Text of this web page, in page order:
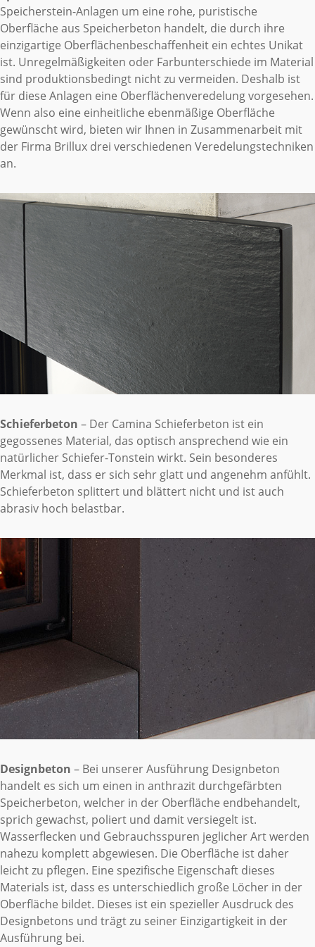
Speicherstein-Anlagen um eine rohe, puristische
Oberfläche aus Speicherbeton handelt, die durch ihre
einzigartige Oberflächenbeschaffenheit ein echtes Unikat
ist. Unregelmäßigkeiten oder Farbunterschiede im Material
sind produktionsbedingt nicht zu vermeiden. Deshalb ist
für diese Anlagen eine Oberflächenveredelung vorgesehen.
Wenn also eine einheitliche ebenmäßige Oberfläche
gewünscht wird, bieten wir Ihnen in Zusammenarbeit mit
der Firma Brillux drei verschiedenen Veredelungstechniken
an.
Schieferbeton – Der Camina Schieferbeton ist ein
gegossenes Material, das optisch ansprechend wie ein
natürlicher Schiefer-Tonstein wirkt. Sein besonderes
Merkmal ist, dass er sich sehr glatt und angenehm anfühlt.
Schieferbeton splittert und blättert nicht und ist auch
abrasiv hoch belastbar.
Designbeton – Bei unserer Ausführung Designbeton
handelt es sich um einen in anthrazit durchgefärbten
Speicherbeton, welcher in der Oberfläche endbehandelt,
sprich gewachst, poliert und damit versiegelt ist.
Wasserflecken und Gebrauchsspuren jeglicher Art werden
nahezu komplett abgewiesen. Die Oberfläche ist daher
leicht zu pflegen. Eine spezifische Eigenschaft dieses
Materials ist, dass es unterschiedlich große Löcher in der
Oberfläche bildet. Dieses ist ein spezieller Ausdruck des
Designbetons und trägt zu seiner Einzigartigkeit in der
Ausführung bei.